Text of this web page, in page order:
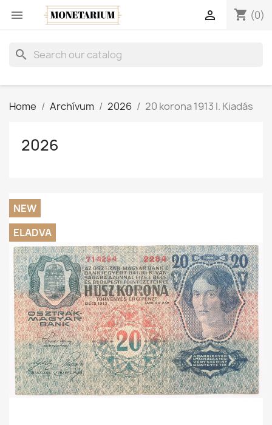
 shopping_cart (0)

search
Home Archívum 2026 20 korona 1913 I. Kiadás
2026
NEW
ELADVA